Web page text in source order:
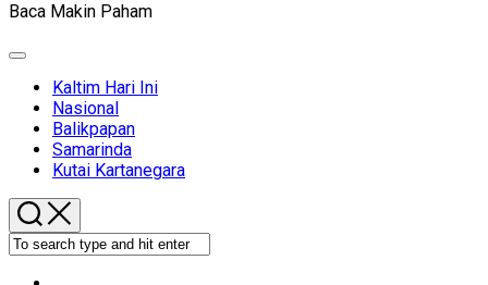
Baca Makin Paham
Expand
Kaltim Hari Ini
Nasional
Balikpapan
Samarinda
Kutai Kartanegara